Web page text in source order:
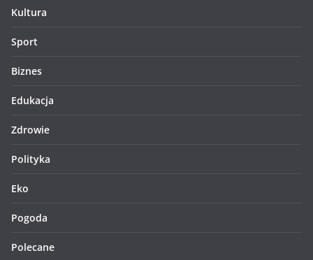
Kultura
Sport
Biznes
Edukacja
Zdrowie
Polityka
Eko
Pogoda
Polecane